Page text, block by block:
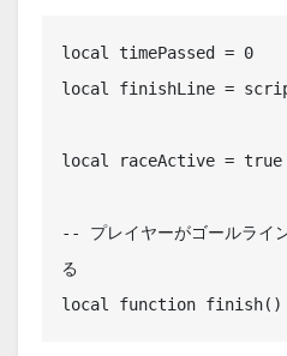
local timePassed = 0
local finishLine =
local raceActive = true
-- プレイヤーがゴールライ
る
local function finish()